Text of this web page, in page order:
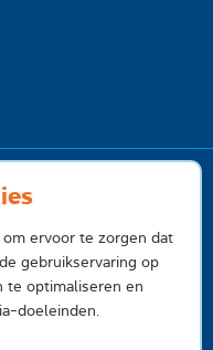
ervoor te zorgen dat
gebruikservaring op
te optimaliseren en
doeleinden.